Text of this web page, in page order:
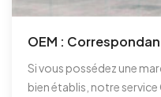
OEM :
Si vous possédez une
bien établis, notre